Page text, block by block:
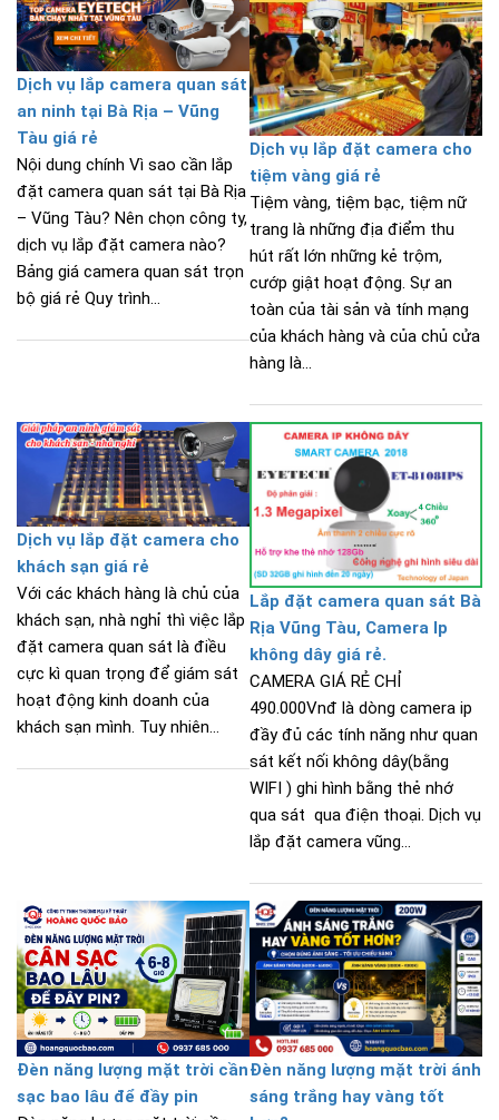
Dịch vụ lắp camera quan sát
an ninh tại Bà Rịa – Vũng
Tàu giá rẻ
Nội dung chính Vì sao cần lắp
đặt camera quan sát tại Bà Rịa
– Vũng Tàu? Nên chọn công ty,
dịch vụ lắp đặt camera nào?
Bảng giá camera quan sát trọn
bộ giá rẻ Quy trình...
Dịch vụ lắp đặt camera cho
tiệm vàng giá rẻ
Tiệm vàng, tiệm bạc, tiệm nữ
trang là những địa điểm thu
hút rất lớn những kẻ trộm,
cướp giật hoạt động. Sự an
toàn của tài sản và tính mạng
của khách hàng và của chủ cửa
hàng là...
Dịch vụ lắp đặt camera cho
khách sạn giá rẻ
Với các khách hàng là chủ của
khách sạn, nhà nghỉ thì việc lắp
đặt camera quan sát là điều
cực kì quan trọng để giám sát
hoạt động kinh doanh của
khách sạn mình. Tuy nhiên...
Lắp đặt camera quan sát Bà
Rịa Vũng Tàu, Camera Ip
không dây giá rẻ.
CAMERA GIÁ RẺ CHỈ
490.000Vnđ là dòng camera ip
đầy đủ các tính năng như quan
sát kết nối không dây(bằng
WIFI ) ghi hình bằng thẻ nhớ
qua sát qua điện thoại. Dịch vụ
lắp đặt camera vũng...
Đèn năng lượng mặt trời cần
sạc bao lâu để đầy pin
Đèn năng lượng mặt trời ánh
sáng trắng hay vàng tốt